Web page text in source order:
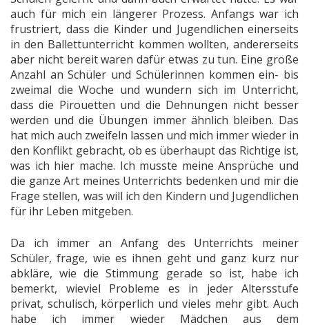
auch für mich ein längerer Prozess. Anfangs war ich
frustriert, dass die Kinder und Jugendlichen einerseits
in den Ballettunterricht kommen wollten, andererseits
aber nicht bereit waren dafür etwas zu tun. Eine große
Anzahl an Schüler und Schülerinnen kommen ein- bis
zweimal die Woche und wundern sich im Unterricht,
dass die Pirouetten und die Dehnungen nicht besser
werden und die Übungen immer ähnlich bleiben. Das
hat mich auch zweifeln lassen und mich immer wieder in
den Konflikt gebracht, ob es überhaupt das Richtige ist,
was ich hier mache. Ich musste meine Ansprüche und
die ganze Art meines Unterrichts bedenken und mir die
Frage stellen, was will ich den Kindern und Jugendlichen
für ihr Leben mitgeben.
Da ich immer an Anfang des Unterrichts meiner
Schüler, frage, wie es ihnen geht und ganz kurz nur
abkläre, wie die Stimmung gerade so ist, habe ich
bemerkt, wieviel Probleme es in jeder Altersstufe
privat, schulisch, körperlich und vieles mehr gibt. Auch
habe ich immer wieder Mädchen aus dem